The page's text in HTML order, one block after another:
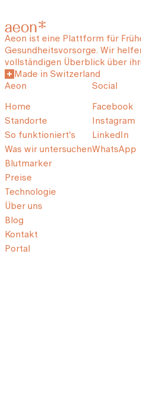
Aeon ist eine Plattform für
Gesundheitsvorsorge. Wir
vollständigen Überblick über
Made in Switzerland
Aeon
Home
Standorte
So funktioniert's
Was wir untersuchen
Blutmarker
Preise
Technologie
Über uns
Blog
Kontakt
Portal
Social
Facebook
Instagram
LinkedIn
WhatsApp